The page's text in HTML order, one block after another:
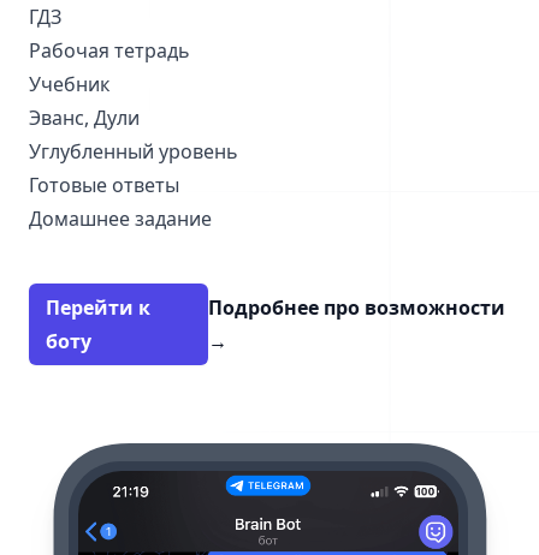
ГДЗ
Рабочая тетрадь
Учебник
Эванс, Дули
Углубленный уровень
Готовые ответы
Домашнее задание
Перейти к
боту
Подробнее про возможности
→